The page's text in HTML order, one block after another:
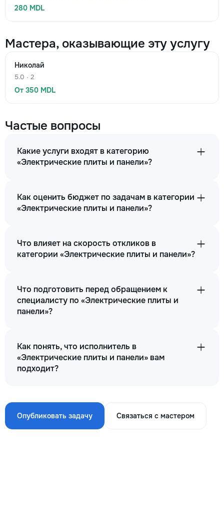
280 MDL
Мастера, оказывающие эту услугу
Николай
5.0 · 2
От 350 MDL
Частые вопросы
Какие услуги входят в категорию
«Электрические плиты и панели»?
Как оценить бюджет по задачам в категории
«Электрические плиты и панели»?
Что влияет на скорость откликов в
категории «Электрические плиты и панели»?
Что подготовить перед обращением к
специалисту по «Электрические плиты и
панели»?
Как понять, что исполнитель в
«Электрические плиты и панели» вам
подходит?
Опубликовать задачу Связаться с мастером